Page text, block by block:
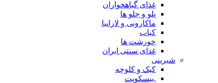
غذای گیاهخواران
پلو و چلو ها
ماکارونی و لازانیا
کباب
خورشت ها
غذای سنتی ایران
شیرینی
کیک و کلوچه
.بیسکویت